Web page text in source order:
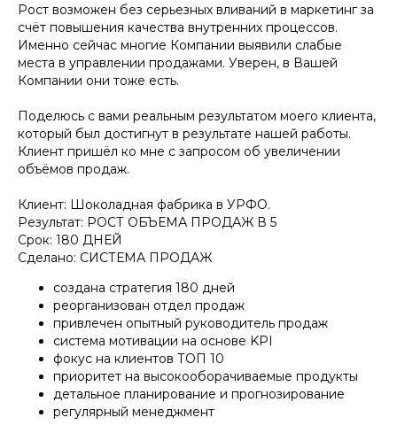
Рост возможен без серьезных вливаний в маркетинг за
счёт повышения качества внутренних процессов.
Именно сейчас многие Компании выявили слабые
места в управлении продажами. Уверен, в Вашей
Компании они тоже есть.
Поделюсь с вами реальным результатом моего клиента,
который был достигнут в результате нашей работы.
Клиент пришёл ко мне с запросом об увеличении
объёмов продаж.
Клиент: Шоколадная фабрика в УРФО.
Результат: РОСТ ОБЪЕМА ПРОДАЖ В 5 ⠀
Срок: 180 ДНЕЙ
Сделано: СИСТЕМА ПРОДАЖ
создана стратегия 180 дней
реорганизован отдел продаж
привлечен опытный руководитель продаж
система мотивации на основе KPI
фокус на клиентов ТОП 10
приоритет на высокооборачиваемые продукты
детальное планирование и прогнозирование
регулярный менеджмент